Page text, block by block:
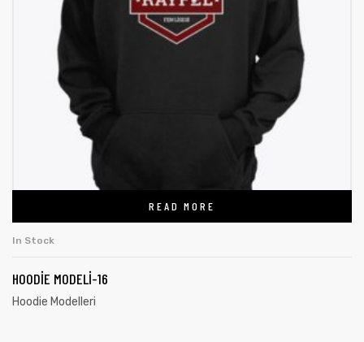
READ MORE
In Stock
HOODIE MODELI-16
Hoodie Modelleri